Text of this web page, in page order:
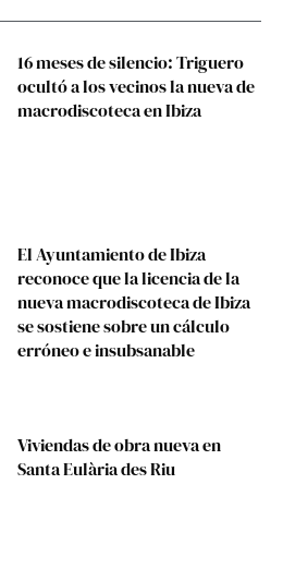
16 meses de silencio: Triguero
ocultó a los vecinos la nueva de
macrodiscoteca en Ibiza
El Ayuntamiento de Ibiza
reconoce que la licencia de la
nueva macrodiscoteca de Ibiza
se sostiene sobre un cálculo
erróneo e insubsanable
Viviendas de obra nueva en
Santa Eulària des Riu